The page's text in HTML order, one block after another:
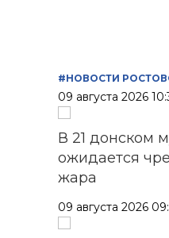
#НОВОСТИ
09 августа 2026
В 21 донском
ожидается
жара
09 августа 2026